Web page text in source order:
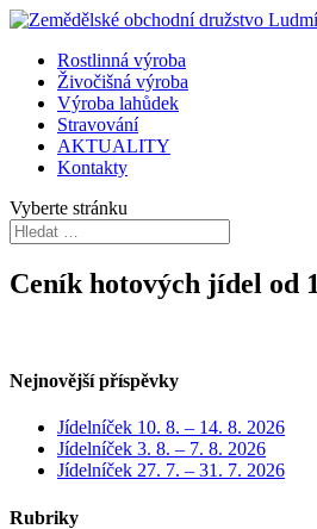
Rostlinná výroba
Živočišná výroba
Výroba lahůdek
Stravování
AKTUALITY
Kontakty
Vyberte stránku
Ceník hotových jídel od
Nejnovější příspěvky
Jídelníček 10. 8. – 14. 8. 2026
Jídelníček 3. 8. – 7. 8. 2026
Jídelníček 27. 7. – 31. 7. 2026
Rubriky